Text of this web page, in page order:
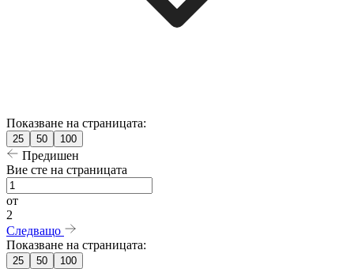
Показване на страницата:
25 50 100
Предишен
Вие сте на страницата
от
2
Следващо
Показване на страницата:
25 50 100